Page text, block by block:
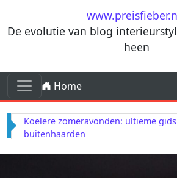
Ga naar de inhoud
De evolutie van blog
heen
Ga naar de inhoud
Hoofdnavigatie
Home
Koelere zomeravonden: ultieme
buitenhaarden